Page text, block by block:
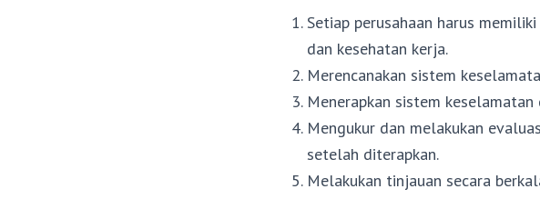
Setiap perusahaan harus
dan kesehatan kerja.
Merencanakan sistem
Menerapkan sistem
Mengukur dan melakukan
setelah diterapkan.
Melakukan tinjauan secara